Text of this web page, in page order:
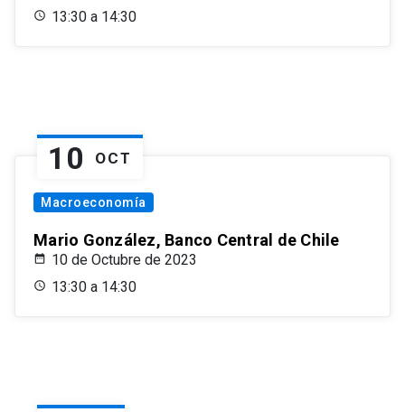
13:30 a 14:30
10 OCT
Macroeconomía
Mario González, Banco Central de Chile
10 de Octubre de 2023
13:30 a 14:30